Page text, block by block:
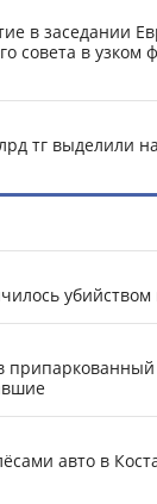
в заседании
совета в узком
тг выделили
убийством
припаркованный
авто в